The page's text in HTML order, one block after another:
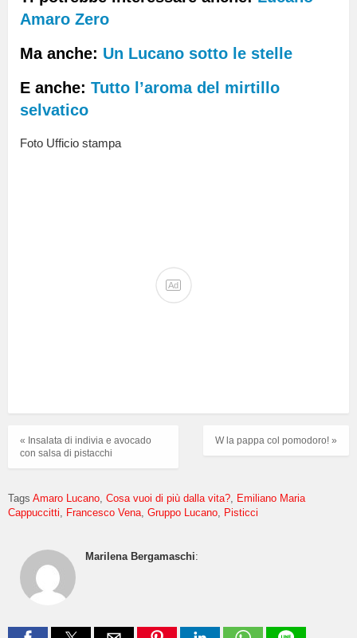
Amaro Zero
Ma anche: Un Lucano sotto le stelle
E anche: Tutto l’aroma del mirtillo
selvatico
Foto Ufficio stampa
Ad
W la pappa col pomodoro! »
« Insalata di indivia e avocado
con salsa di pistacchi
Tags Amaro Lucano Cosa vuoi di più dalla vita? Emiliano Maria
Cappuccitti
Francesco Vena Gruppo Lucano Pisticci
Marilena Bergamaschi: